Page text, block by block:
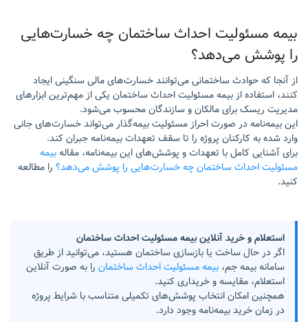
بیمه مسئولیت احداث ساختمان چه خسارت‌هایی
را پوشش می‌دهد؟
از آنجا که حوادث ساختمانی می‌توانند خسارت‌های مالی سنگینی ایجاد
کنند، استفاده از بیمه مسئولیت احداث ساختمان یکی از مهم‌ترین ابزارهای
مدیریت ریسک برای مالکان و سازندگان محسوب می‌شود.
این بیمه‌نامه در صورت احراز مسئولیت بیمه‌گذار می‌تواند خسارت‌های جانی
وارد شده به کارکنان پروژه را تا سقف تعهدات بیمه‌نامه جبران کند.
برای آشنایی کامل با تعهدات و پوشش‌های این بیمه‌نامه، مقالهبیمه
مسئولیت احداث ساختمان چه خسارت‌هایی را پوشش می‌دهد؟ را مطالعه
کنید.
استعلام و خرید آنلاین بیمه مسئولیت احداث ساختمان
اگر در حال ساخت یا بازسازی ساختمان هستید، می‌توانید از طریق
سامانه بیمه جم، بیمه مسئولیت احداث ساختمان را به صورت آنلاین
استعلام، مقایسه و خریداری کنید.
همچنین امکان انتخاب پوشش‌های تکمیلی متناسب با شرایط پروژه
در زمان خرید بیمه‌نامه وجود دارد.